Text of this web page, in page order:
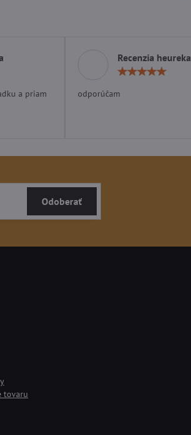
/
5
a priam
Recenzia heureka
odporúčam
Odoberať
tovaru